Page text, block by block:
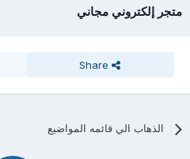
متجر إلكتروني مجاني
Share
الذهاب الي قائمه المواضيع